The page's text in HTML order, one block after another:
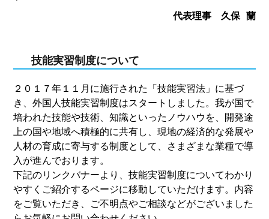
代表理事 久保 蘭
技能実習制度について
２０１７年１１月に施行された「技能実習法」に基づ
き、外国人技能実習制度はスタートしました。我が国で
培われた技能や技術、知識といったノウハウを、開発途
上の国や地域へ積極的に共有し、現地の経済的な発展や
人材の育成に寄与する制度として、さまざまな業種で導
入が進んでおります。
下記のリンクバナーより、技能実習制度についてわかり
やすくご紹介するページに移動していただけます。内容
をご覧いただき、ご不明点やご相談などがございました